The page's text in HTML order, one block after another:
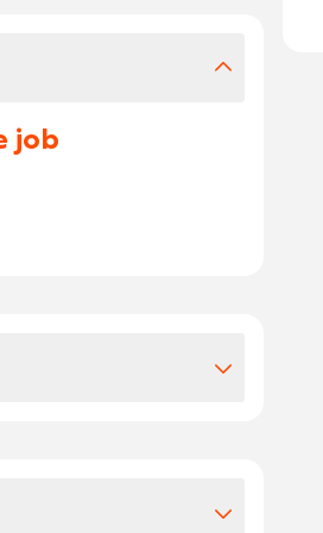
job
124 --